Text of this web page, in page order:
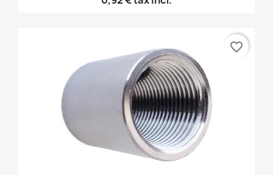
favorite_border